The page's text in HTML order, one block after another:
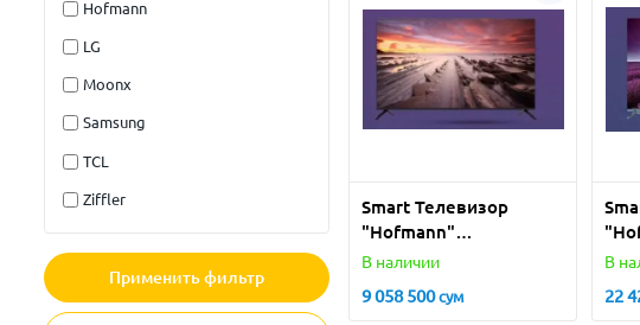
Hofmann
LG
Moonx
Samsung
TCL
Ziffler
Применить фильтр
Smart Телевизор
"Hofmann"
TV65S1WOSM-HF 65"
В наличии
9 058 500сум
В
22